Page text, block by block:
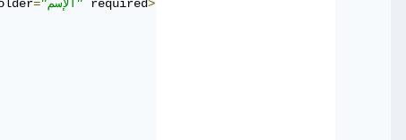
= "الإسم" required>